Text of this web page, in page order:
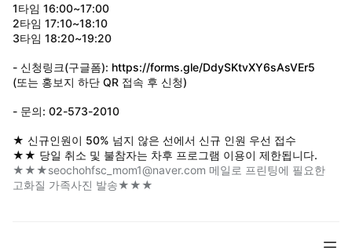
1타임 16:00~17:00
2타임 17:10~18:10
3타임 18:20~19:20
- 신청링크(구글폼): https://forms.gle/DdySKtvXY6sAsVEr5
(또는 홍보지 하단 QR 접속 후 신청)
- 문의: 02-573-2010
★ 신규인원이 50% 넘지 않은 선에서 신규 인원 우선 접수
★★ 당일 취소 및 불참자는 차후 프로그램 이용이 제한됩니다.
★★★seochohfsc_mom1@naver.com 메일로 프린팅에 필요한
고화질 가족사진 발송★★★